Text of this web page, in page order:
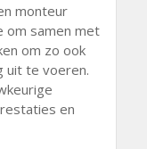
monteur
om samen met
om zo ook
uit te voeren.
en